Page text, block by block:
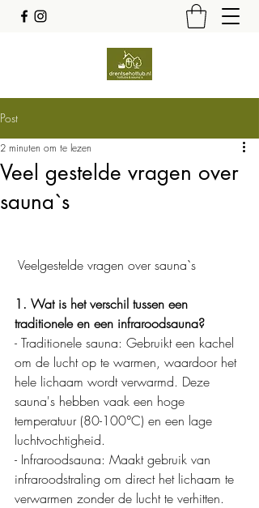
Post
Veel gestelde vragen over
sauna`s
2 minuten om te lezen
Veelgestelde vragen over sauna`s
1. Wat is het verschil tussen een
traditionele en een infraroodsauna?
- Traditionele sauna: Gebruikt een kachel
om de lucht op te warmen, waardoor het
hele lichaam wordt verwarmd. Deze
sauna's hebben vaak een hoge
temperatuur (80-100°C) en een lage
luchtvochtigheid.
- Infraroodsauna: Maakt gebruik van
infraroodstraling om direct het lichaam te
verwarmen zonder de lucht te verhitten.